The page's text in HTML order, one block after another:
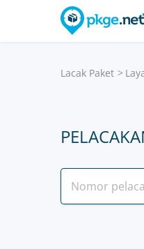
Lacak Paket